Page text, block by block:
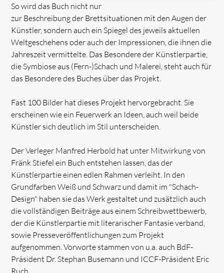
So wird das Buch nicht nur
zur Beschreibung der Brettsituationen mit den Augen der
Künstler, sondern auch ein Spiegel des jeweils aktuellen
Weltgeschehens oder auch der Impressionen, die ihnen die
Jahreszeit vermittelte. Das Besondere der Künstlerpartie,
die Symbiose aus (Fern-)Schach und Malerei, steht auch für
das Besondere des Buches über das Projekt.
Fast 100 Bilder hat dieses Projekt hervorgebracht. Sie
erscheinen wie ein Feuerwerk an Ideen, auch weil beide
Künstler sich deutlich im Stil unterscheiden.
Der Verleger Manfred Herbold hat unter Mitwirkung von
Fränk Stiefel ein Buch entstehen lassen, das der
Künstlerpartie einen edlen Rahmen verleiht. In den
Grundfarben Weiß und Schwarz und damit im "Schach-
Design" haben sie das Werk gestaltet und zusätzlich auch
die vollständigen Beiträge aus einem Schreibwettbewerb,
der die Künstlerpartie mit literarischer Fantasie verband,
sowie Presseveröffentlichungen zum Projekt
aufgenommen. Vorworte stammen von u.a. auch BdF-
Präsident Dr. Stephan Busemann und ICCF-Präsident Eric
Ruch.